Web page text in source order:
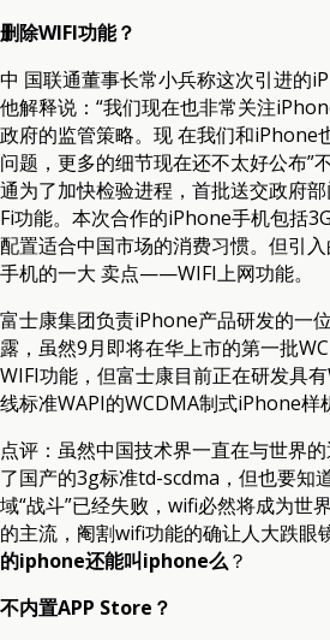
删除WIFI功能？
中 国联通董事长常小兵称这次引进的
他解释说：“我们现在也非常关注
政府的监管策略。现 在我们和iPhone
问题，更多的细节现在还不太好公布”
通为了加快检验进程，首批送交政府
Fi功能。本次合作的iPhone手机包括
配置适合中国市场的消费习惯。但引
手机的一大 卖点——WIFI上网功能。
富士康集团负责iPhone产品研发的一
露，虽然9月即将在华上市的第一批
WIFI功能，但富士康目前正在研发具
线标准WAPI的WCDMA制式iPhone样
点评：虽然中国技术界一直在与世界
了国产的3g标准td-scdma，但也要知
域“战斗”已经失败，wifi必然将成为世
的主流，阉割wifi功能的确让人大跌眼
的iphone还能叫iphone么？
不内置APP Store？